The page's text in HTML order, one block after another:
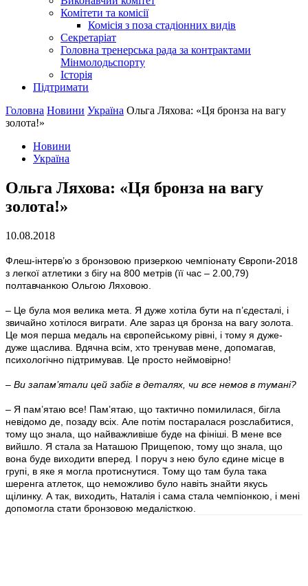
Комітети та комісії
Комісія з поза стадіонних видів
Секретаріат
Головна тренерська рада за контрактами
Мінмолодьспорту
Історія
Підтримати
Головна Новини Україна Ольга Ляхова: «Ця бронза на вагу
золота!»
Новини
Україна
Ольга Ляхова: «Ця бронза на вагу
золота!»
10.08.2018
Флеш-інтерв’ю з бронзовою призеркою чемпіонату Європи-2018
з легкої атлетики з бігу на 800 метрів (її час – 2.00,79)
полтавчанкою Ольгою Ляховою.
– Це була моя велика мета. Я дуже хотіла бути на п’єдесталі, і
звичайно хотілося виграти. Але зараз ця бронза на вагу золота.
Це моя перша медаль на європейському рівні, і тому я дуже-
дуже щаслива. Вдячна всім, хто тренував мене, допомагав,
психологічно підтримував. Це просто неймовірно!
– Ви запам’ятали цей забіг в деталях, чи все немов в тумані?
– Я пам’ятаю все! Пам’ятаю, що тактично помилилася, бігла
невідомо де, позаду всіх. Але потім постаралася розслабитися,
тому що знала, що найважливіше буде на фініші. В мене все
вийшло. Я стала за Наташою Прищепою, тому що знала, що
вона буде виходити вперед. І поруч з нею було єдине місце в
групі, в яке я могла протиснутися. Тому що там була така
шеренга атлеток, що неможливо було навіть знайти якусь
щілинку. А так, виходить, Наталія і сама стала чемпіонкою, і мені
допомогла стати бронзовою медалісткою.